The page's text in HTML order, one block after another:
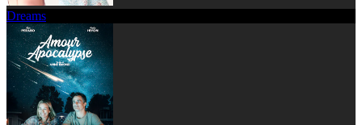
Dreams